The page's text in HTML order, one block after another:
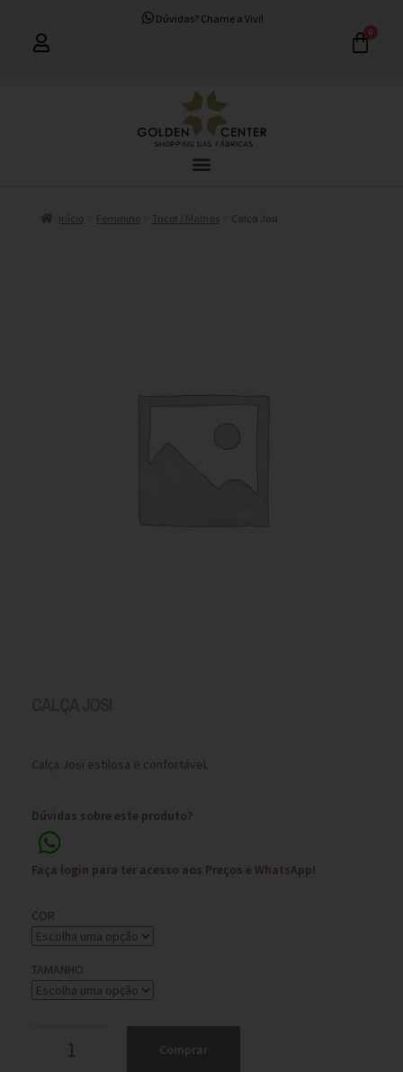
Dúvidas? Chame a Vivi!
Início Feminino Tricot / Malhas Calça Josi
CALÇA JOSI
Calça Josi estilosa e confortável.
Dúvidas sobre este produto?
Faça login para ter acesso aos Preços e WhatsApp!
COR
TAMANHO
Comprar